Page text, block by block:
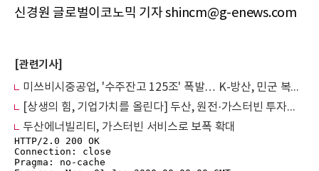
신경원 글로벌이코노믹 기자 shincm@g-enews.com
[관련기사]
미쓰비시중공업, '수주잔고 125조' 폭발… K-방산, 민군 복합 추격자 만났다
[상생의 힘, 기업가치를 올린다] 두산, 원전·가스터빈 투자로 글로벌 기업 퀀텀점프
두산에너빌리티, 가스터빈 서비스로 보폭 확대